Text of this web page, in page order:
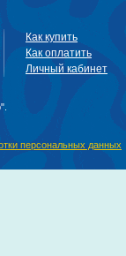
Как купить
Как оплатить
Личный кабинет
персональных данных